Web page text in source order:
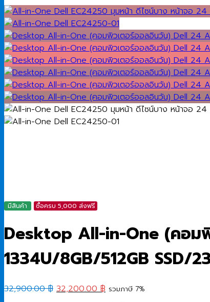
มีสินค้า ซื้อครบ 5,000 ส่งฟรี
Desktop All-in-One (คอม
1334U/8GB/512GB SSD/
32,900.00฿ Original
32,200.00฿ Current
รวมภาษี 7%